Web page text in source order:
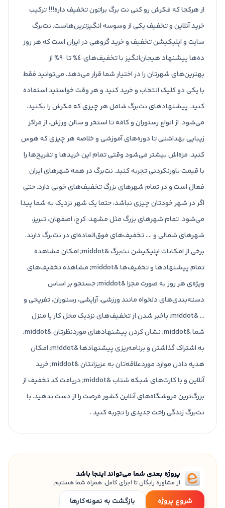
از هرکجا که فکرش رو کنی نت برگ براتون تخفیف داره!!! ترکیب
خرید آنلاین و تخفیف یکی از وسوسه انگیزترین‌هاست. نت‌برگ
سایت و اپلیکیشن تخفیف و خرید گروهی در ایران است که هر روز
ده‌ها پیشنهاد هیجان‌انگیز با تخفیف‌های٤٠% تا ٩٠% از
بهترین‌های شهرتان را در اختیار شما قرار می‌دهد. می‌توانید فقط
با یکی دو کلیک انتخاب و خرید کنید و هر وقت خواستید استفاده
کنید. پیشنهادهای نت‌برگ شامل هر چیزی که فکرش را بکنید،
می‌شود. از انواع رستوران و کافه تا استخر و سالن ورزش، از مراکز
زیبایی بهداشتی تا دوره‌های آموزشی و خلاصه هر چیزی که هوس
کنید. مزه‌اش بیشتر می‌شود وقتی تمام این خریدها و تفریح‌ها را
با قیمت باورنکردنی تجربه کنید. نت‌برگ در همه شهرهای ایران
فعال است و در تمام شهرهای بزرگ تخفیف‌های خوبی دارد. حتی
اگر در شهر خودتان چیزی نباشد، حتما یک شهر نزدیک به شما پیدا
می‌شود. تمام شهرهای بزرگ مثل مشهد، کرج، اصفهان، تبریز،
شهرهای شمالی و .... تخفیف‌های فوق‌العاده‌ای در نت‌برگ دارند.
برخی از امکانات اپلیکیشن نت‌برگ &middot; امکان مشاهده
تمام پیشنهادها و تخفیف‌ها &middot; مشاهده تخفیف‌های
ویژه‌ی هر روز به صورت مجزا &middot; جستجو بر اساس
دسته‌بندی‌های دلخواه مانند ورزشی، آرایشی، رستوران، تفریحی و
... &middot; باخبر شدن از تخفیف‌های نزدیک محل کار یا منزل
شما &middot; نشان کردن پیشنهادهای موردنظرتان &middot;
به اشتراک گذاشتن و برنامه‌ریزی پیشنهادها &middot; امکان
هدیه دادن موارد موردعلاقه‌تان به عزیزانتان &middot; خرید
آنلاین و با کارت‌های شبکه شتاب &middot; دریافت کد تخفیف از
بزرگ‌ترین فروشگاه‌های آنلاین کشور فرصت را از دست ندهید. با
نت‌برگ زندگی راحت جدیدی را تجربه کنید .
پروژه بعدی شما می‌تواند اینجا باشد
از مشاوره رایگان تا اجرای کامل، همراه شما هستیم.
شروع پروژه بازگشت به نمونه‌کارها